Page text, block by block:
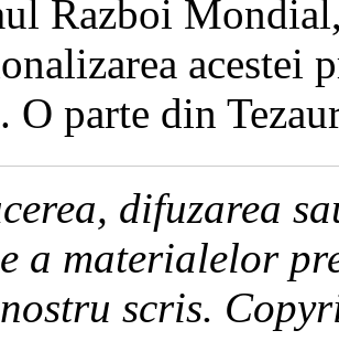
Razboi
acestei
O parte din
difuzarea
a materialelor
scris.